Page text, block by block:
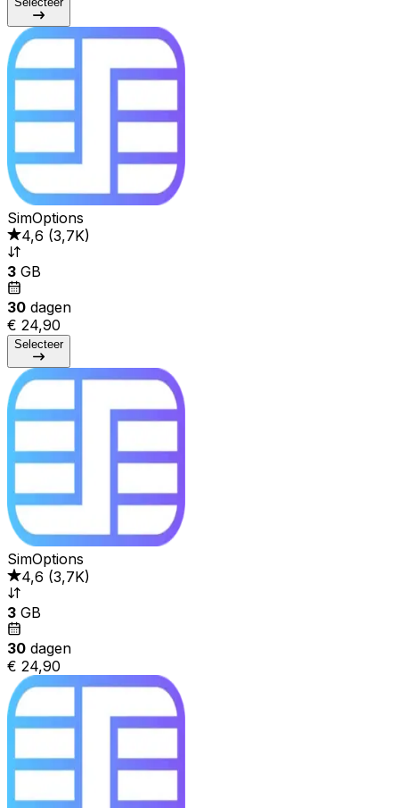
SimOptions
4,6 (3,7K)
3 GB
30 dagen
€ 24,90
Selecteer
SimOptions
4,6 (3,7K)
3 GB
30 dagen
€ 24,90